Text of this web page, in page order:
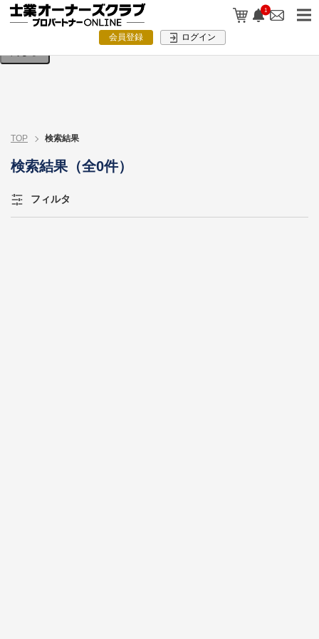
1
会員登録 ログイン
検索条件を入力してください。
TOP 検索結果
検索結果（全0件）
フィルタ